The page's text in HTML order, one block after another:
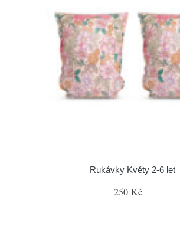
Rukávky Květy 2-6 let
250 Kč